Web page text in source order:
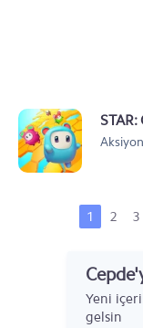
Aksiyon
1 2 3
Yeni
gelsin